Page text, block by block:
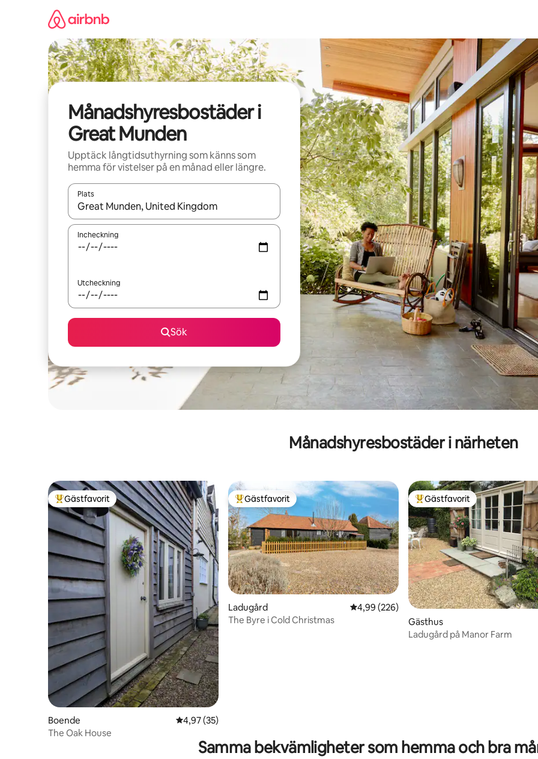
Månadshyresbostäder i
Great Munden
Upptäck långtidsuthyrning som känns som
hemma för vistelser på en månad eller längre.
Plats
När resultaten är tillgängliga kan du navigera med upp- och nedåtpilarna eller utforska genom att trycka eller svepa.
Incheckning
Utcheckning
Sök
Månadshyresbostäder i närheten
Populär gästfavorit
Gästfavorit
Boende 4,97 av 5 i genomsnittligt betyg, 35 omdömen
4,97 (35)
The Oak House
Populär gästfavorit
Gästfavorit
Ladugård 4,99 av 5 i genomsnittligt betyg, 226
4,99 (226)
The Byre i Cold Christmas
Populär gästfavorit
Gästfavorit
Gästhus
Ladugård på Manor Farm
Samma bekvämligheter som hemma och bra